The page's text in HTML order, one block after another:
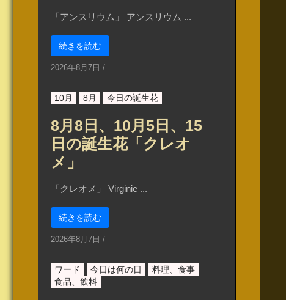
「アンスリウム」 アンスリウム ...
続きを読む
2026年8月7日 /
10月 8月 今日の誕生花
8月8日、10月5日、15
日の誕生花「クレオ
メ」
「クレオメ」 Virginie ...
続きを読む
2026年8月7日 /
ワード 今日は何の日
料理、食事
食品、飲料